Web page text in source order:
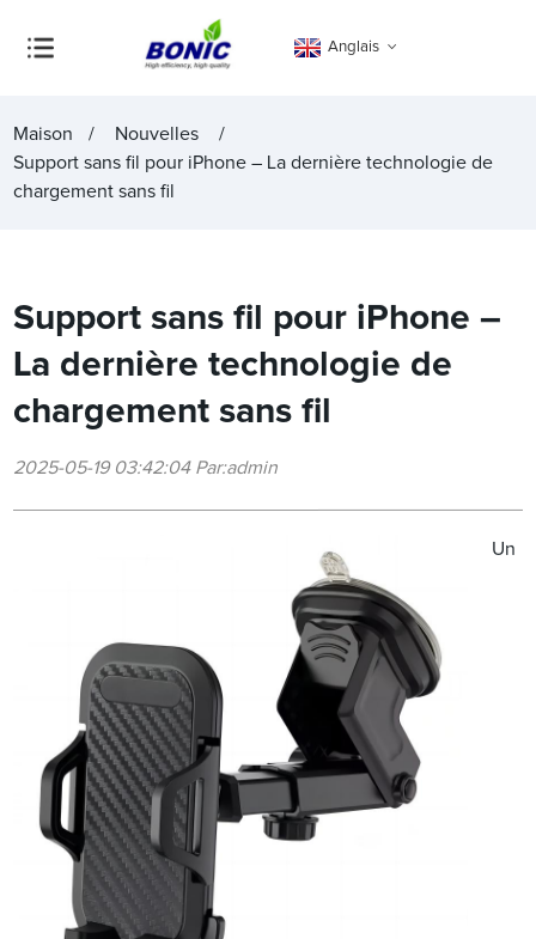
Anglais
Maison
Nouvelles
Support sans fil pour iPhone – La dernière technologie de
chargement sans fil
Support sans fil pour iPhone –
La dernière technologie de
chargement sans fil
2025-05-19 03:42:04 Par:admin
Un